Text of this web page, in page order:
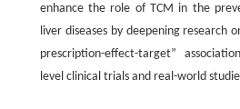
enhance the role of TCM in the
liver diseases by deepening research
prescription-effect-target”
level clinical trials and real-world